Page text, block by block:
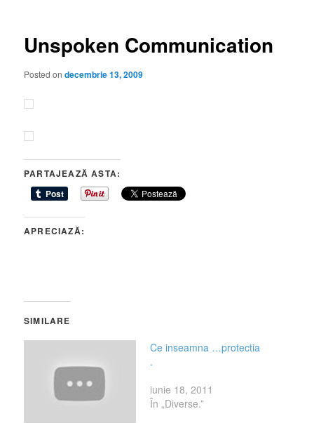
Unspoken Communication
Posted ondecembrie 13, 2009
PARTAJEAZĂ ASTA:
APRECIAZĂ:
SIMILARE
Ce inseamna …protectia
.
iunie 18, 2011
În „Diverse.”